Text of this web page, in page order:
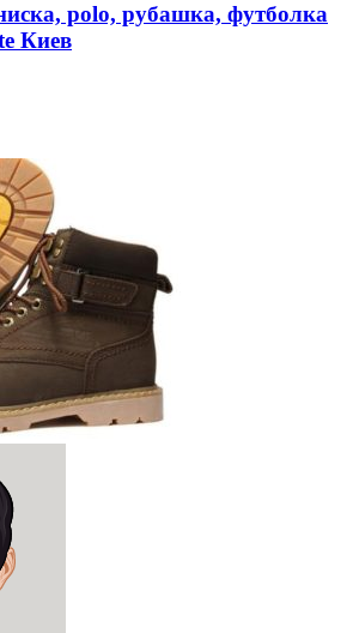
polo, рубашка, футболка
Киев